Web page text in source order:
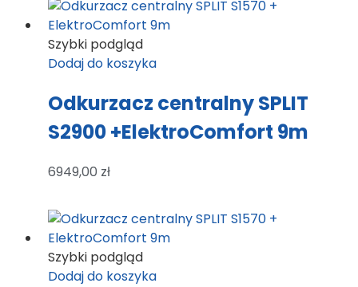
Szybki podgląd
Dodaj do koszyka
Odkurzacz centralny SPLIT
S2900 +ElektroComfort 9m
6949,00 zł
Szybki podgląd
Dodaj do koszyka